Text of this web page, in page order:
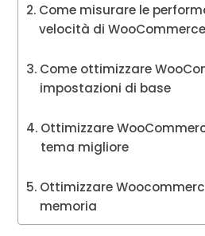
Come misurare le
velocità di WooCommerce
Come ottimizzare
impostazioni di base
Ottimizzare
tema migliore
Ottimizzare
memoria